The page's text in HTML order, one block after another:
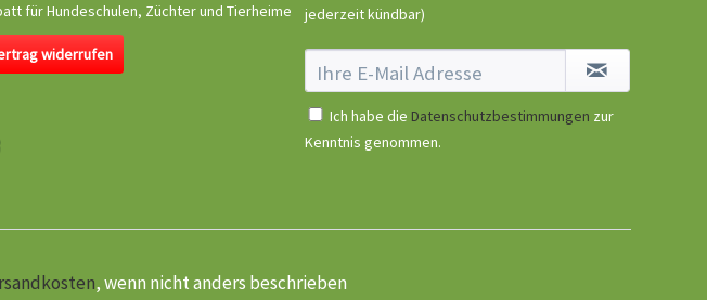
für Hundeschulen, Züchter und Tierheime
widerrufen
jederzeit kündbar)
Ich habe die Datenschutzbestimmungen zur
Kenntnis genommen.
, wenn nicht anders beschrieben